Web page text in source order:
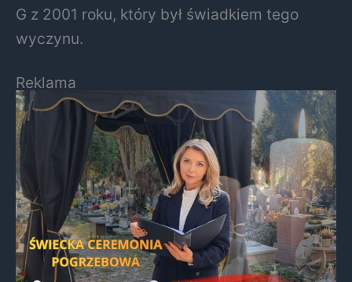
G z 2001 roku, który był świadkiem tego
wyczynu.
Reklama